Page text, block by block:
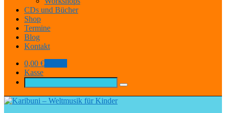
CDs und Bücher
Shop
Termine
Blog
Kontakt
0,00 €
Kasse